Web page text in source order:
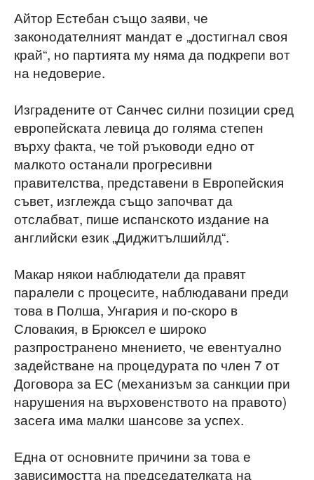
Айтор Естебан също заяви, че
законодателният мандат е „достигнал своя
край“, но партията му няма да подкрепи вот
на недоверие.
Изградените от Санчес силни позиции сред
европейската левица до голяма степен
върху факта, че той ръководи едно от
малкото останали прогресивни
правителства, представени в Европейския
съвет, изглежда също започват да
отслабват, пише испанското издание на
английски език „Диджитълшийлд“.
Макар някои наблюдатели да правят
паралели с процесите, наблюдавани преди
това в Полша, Унгария и по-скоро в
Словакия, в Брюксел е широко
разпространено мнението, че евентуално
задействане на процедурата по член 7 от
Договора за ЕС (механизъм за санкции при
нарушения на върховенството на правото)
засега има малки шансове за успех.
Една от основните причини за това е
зависимостта на председателката на